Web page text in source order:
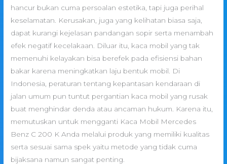
hancur bukan cuma persoalan estetika, tapi juga perihal
keselamatan. Kerusakan, juga yang kelihatan biasa saja,
dapat kurangi kejelasan pandangan sopir serta menambah
efek negatif kecelakaan. Diluar itu, kaca mobil yang tak
memenuhi kelayakan bisa berefek pada efisiensi bahan
bakar karena meningkatkan laju bentuk mobil. Di
Indonesia, peraturan tentang kepantasan kendaraan di
jalan umum pun tuntut pergantian kaca mobil yang rusak
buat menghindar denda atau ancaman hukum. Karena itu,
memutuskan untuk mengganti Kaca Mobil Mercedes
Benz C 200 K Anda melalui produk yang memiliki kualitas
serta sesuai sama spek yaitu metode yang tidak cuma
bijaksana namun sangat penting.